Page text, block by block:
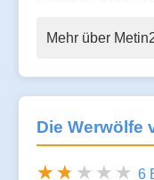
Mehr über
Die Werwölfe
6